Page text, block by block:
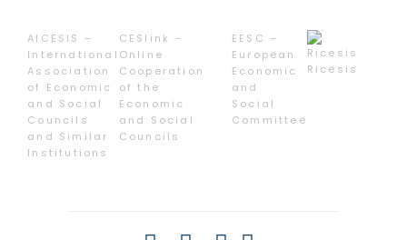
AICESIS –
International
Association
of Economic
and Social
Councils
and Similar
Institutions
CESlink –
Online
Cooperation
of the
Economic
and Social
Councils
EESC –
European
Economic
and
Social
Committee
Ricesis